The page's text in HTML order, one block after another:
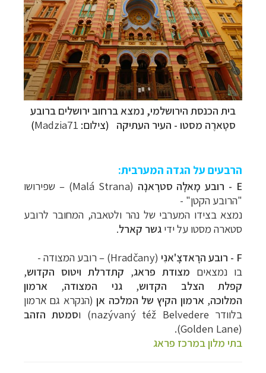
בית הכנסת הירושלמי, נמצא ברחוב ירושלים ברובע
סטָארֶה מסטו - העיר העתיקה
(צילום: Madzia71
)
הרבעים על הגדה המערבית:
E - רובע מָאלָה סטרָאנָה
(Malá Strana) – שפירושו
"הרובע הקטן" -
נמצא בצידו המערבי של נהר ולטאבה, המחובר לרובע
סטארה מסטו על ידי גשר קארל.
F - רובע הרָאדצָ'אנִי
(Hradčany) – רובע המצודה -
בו נמצאים מצודת פראג, קתדרלת ויטוס הקדוש,
קפלת הצלב הקדוש,גני המצודה, ארמון
המלוכה, ארמון הקיץ של המלכה אן (הנקרא גם ארמון
בלוודר nazývaný též Belvedere) ו
סמטת הזהב
(Golden Lane).
בתי מלון במרכז פראג